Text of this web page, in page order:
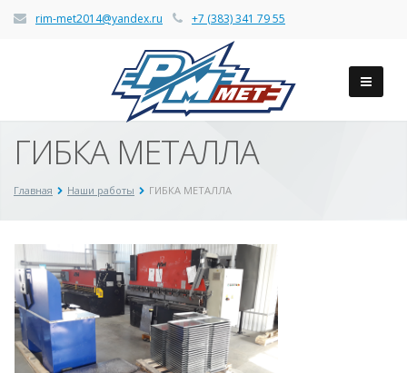
rim-met2014@yandex.ru +7 (383) 341 79 55
ГИБКА МЕТАЛЛА
Главная Наши работы ГИБКА МЕТАЛЛА